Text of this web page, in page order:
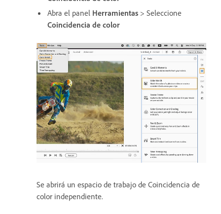
Abra el panel Herramientas > Seleccione
Coincidencia de color
Se abrirá un espacio de trabajo de Coincidencia de
color independiente.